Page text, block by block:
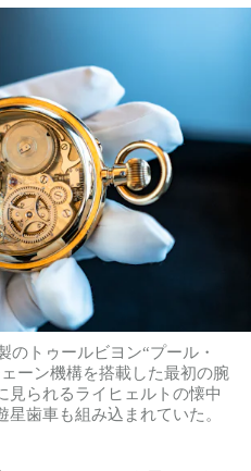
のトゥールビヨン“プール・
ーン機構を搭載した最初の腕
見られるライヒェルトの懐中
歯車も組み込まれていた。